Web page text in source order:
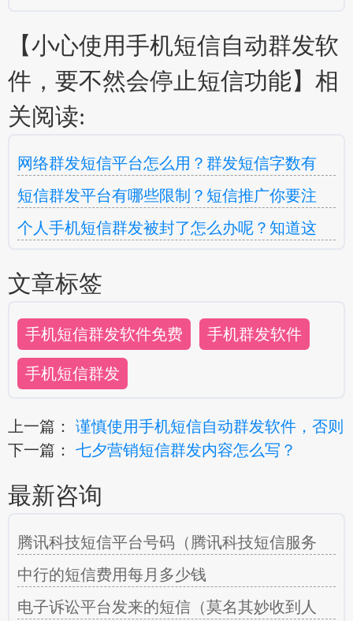
【小心使用手机短信自动群发软
件，要不然会停止短信功能】相
关阅读:
网络群发短信平台怎么用？群发短信字数有
短信群发平台有哪些限制？短信推广你要注
个人手机短信群发被封了怎么办呢？知道这
文章标签
手机短信群发软件免费 手机群发软件
手机短信群发
上一篇： 谨慎使用手机短信自动群发软件，否则
下一篇： 七夕营销短信群发内容怎么写？
最新咨询
腾讯科技短信平台号码（腾讯科技短信服务
中行的短信费用每月多少钱
电子诉讼平台发来的短信（莫名其妙收到人